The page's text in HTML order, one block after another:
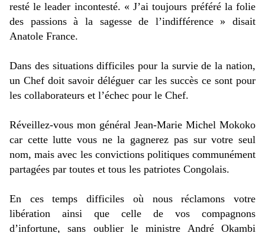
resté le leader incontesté. « J’ai toujours préféré la folie
des passions à la sagesse de l’indifférence » disait
Anatole France.
Dans des situations difficiles pour la survie de la nation,
un Chef doit savoir déléguer car les succès ce sont pour
les collaborateurs et l’échec pour le Chef.
Réveillez-vous mon général Jean-Marie Michel Mokoko
car cette lutte vous ne la gagnerez pas sur votre seul
nom, mais avec les convictions politiques communément
partagées par toutes et tous les patriotes Congolais.
En ces temps difficiles où nous réclamons votre
libération ainsi que celle de vos compagnons
d’infortune, sans oublier le ministre André Okambi